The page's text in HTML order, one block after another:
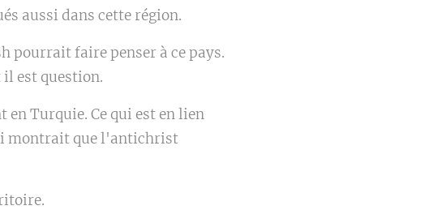
aussi dans cette région.
pourrait faire penser à ce pays.
il est question.
Turquie. Ce qui est en lien
montrait que l'antichrist